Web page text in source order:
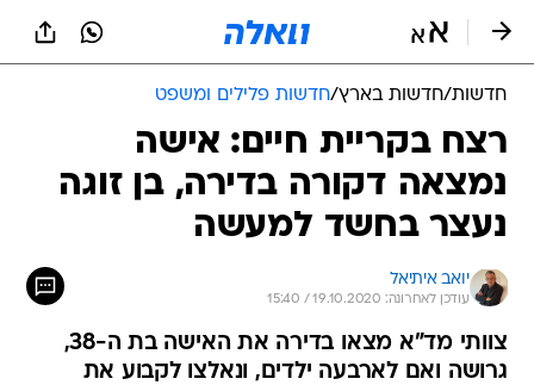
חדשות/חדשות בארץ/חדשות פלילים ומשפט
רצח בקריית חיים: אישה
נמצאה דקורה בדירה, בן זוגה
נעצר בחשד למעשה
יואב איתיאל
עודכן לאחרונה: 19.10.2020 / 15:40
צוותי מד"א מצאו בדירה את האישה בת ה-38,
גרושה ואם לארבעה ילדים, ונאלצו לקבוע את